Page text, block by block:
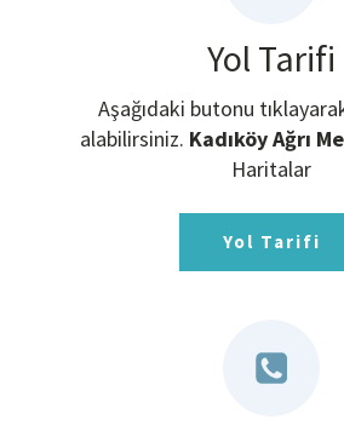
Yol Tarifi
Aşağıdaki butonu
alabilirsiniz. Kadıköy Ağrı
Haritalar
Yol Tarifi